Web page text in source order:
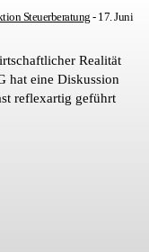
Steuerberatung- 17. Juni
Realität
hat eine Diskussion
reflexartig geführt